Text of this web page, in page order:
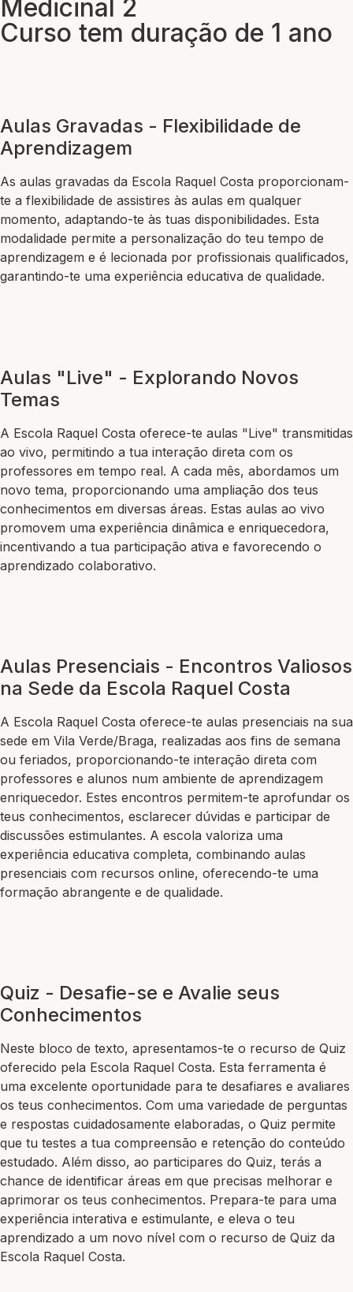
Medicinal 2
Curso tem duração de 1 ano
Aulas Gravadas - Flexibilidade de
Aprendizagem
As aulas gravadas da Escola Raquel Costa proporcionam-
te a flexibilidade de assistires às aulas em qualquer
momento, adaptando-te às tuas disponibilidades. Esta
modalidade permite a personalização do teu tempo de
aprendizagem e é lecionada por profissionais qualificados,
garantindo-te uma experiência educativa de qualidade.
Aulas "Live" - Explorando Novos
Temas
A Escola Raquel Costa oferece-te aulas "Live" transmitidas
ao vivo, permitindo a tua interação direta com os
professores em tempo real. A cada mês, abordamos um
novo tema, proporcionando uma ampliação dos teus
conhecimentos em diversas áreas. Estas aulas ao vivo
promovem uma experiência dinâmica e enriquecedora,
incentivando a tua participação ativa e favorecendo o
aprendizado colaborativo.
Aulas Presenciais - Encontros Valiosos
na Sede da Escola Raquel Costa
A Escola Raquel Costa oferece-te aulas presenciais na sua
sede em Vila Verde/Braga, realizadas aos fins de semana
ou feriados, proporcionando-te interação direta com
professores e alunos num ambiente de aprendizagem
enriquecedor. Estes encontros permitem-te aprofundar os
teus conhecimentos, esclarecer dúvidas e participar de
discussões estimulantes. A escola valoriza uma
experiência educativa completa, combinando aulas
presenciais com recursos online, oferecendo-te uma
formação abrangente e de qualidade.
Quiz - Desafie-se e Avalie seus
Conhecimentos
Neste bloco de texto, apresentamos-te o recurso de Quiz
oferecido pela Escola Raquel Costa. Esta ferramenta é
uma excelente oportunidade para te desafiares e avaliares
os teus conhecimentos. Com uma variedade de perguntas
e respostas cuidadosamente elaboradas, o Quiz permite
que tu testes a tua compreensão e retenção do conteúdo
estudado. Além disso, ao participares do Quiz, terás a
chance de identificar áreas em que precisas melhorar e
aprimorar os teus conhecimentos. Prepara-te para uma
experiência interativa e estimulante, e eleva o teu
aprendizado a um novo nível com o recurso de Quiz da
Escola Raquel Costa.